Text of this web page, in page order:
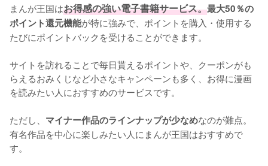
まんが王国はお得感の強い電子書籍サービス。最大50％の
ポイント還元機能が特に強みで、ポイントを購入・使用する
たびにポイントバックを受けることができます。
サイトを訪れることで毎日貰えるポイントや、クーポンがも
らえるおみくじなど小さなキャンペーンも多く、お得に漫画
を読みたい人におすすめのサービスです。
ただし、 マイナー作品のラインナップが少なめなのが難点。
有名作品を中心に楽しみたい人にまんが王国はおすすめで
す。